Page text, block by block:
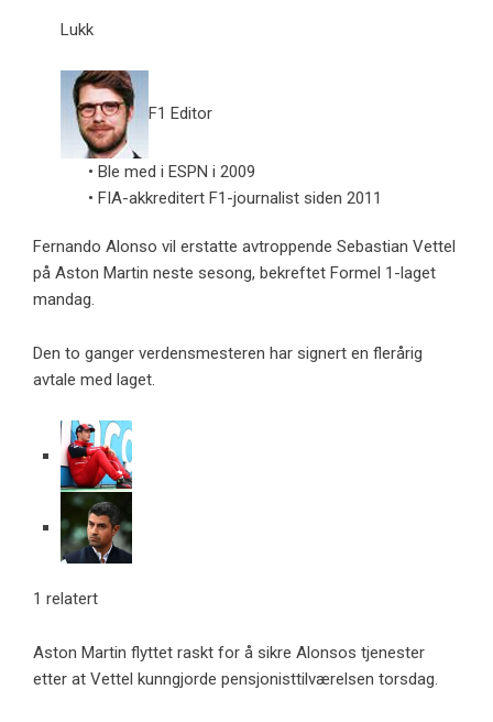
Lukk
F1 Editor
• Ble med i ESPN i 2009
• FIA-akkreditert F1-journalist siden 2011
Fernando Alonso vil erstatte avtroppende Sebastian Vettel
på Aston Martin neste sesong, bekreftet Formel 1-laget
mandag.
Den to ganger verdensmesteren har signert en flerårig
avtale med laget.
1 relatert
Aston Martin flyttet raskt for å sikre Alonsos tjenester
etter at Vettel kunngjorde pensjonisttilværelsen torsdag.